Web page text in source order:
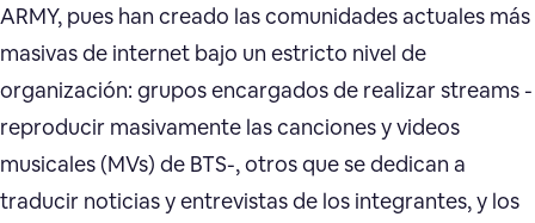
ARMY, pues han creado las comunidades actuales más
masivas de internet bajo un estricto nivel de
organización: grupos encargados de realizar streams -
reproducir masivamente las canciones y videos
musicales (MVs) de BTS-, otros que se dedican a
traducir noticias y entrevistas de los integrantes, y los